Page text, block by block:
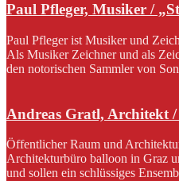
Paul Pfleger, Musiker /
Paul Pfleger ist Musiker und
Als Musiker Zeichner und als
den notorischen Sammler von
Andreas Gratl, Architekt
Öffentlicher Raum und
Architekturbüro balloon in Graz
und sollen ein schlüssiges